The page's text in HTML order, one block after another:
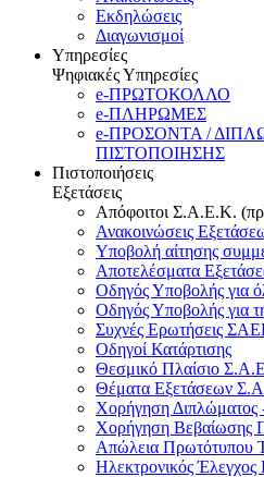
Εκδηλώσεις
Διαγωνισμοί
Υπηρεσίες
Ψηφιακές Υπηρεσίες
e-ΠΡΩΤΟΚΟΛΛΟ
e-ΠΛΗΡΩΜΕΣ
e-ΠΡΟΣΟΝΤΑ /
ΠΙΣΤΟΠΟΙΗΣΗΣ
Πιστοποιήσεις
Εξετάσεις
Απόφοιτοι Σ.Α.Ε.Κ.
Ανακοινώσεις
Υποβολή αίτησης
Αποτελέσματα
Οδηγός Υποβολής για
Οδηγός Υποβολής για
Συχνές Ερωτήσεις
Οδηγοί Κατάρτισης
Θεσμικό Πλαίσιο
Θέματα Εξετάσεων
Χορήγηση Διπλώματος
Χορήγηση Βεβαίωσης
Απώλεια Πρωτότυπου
Ηλεκτρονικός